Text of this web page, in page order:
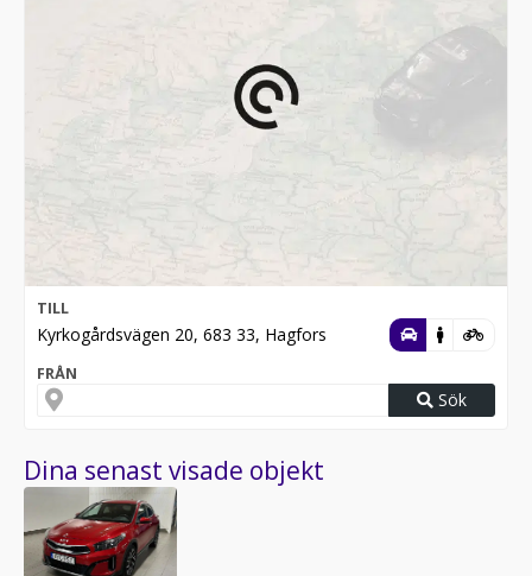
TILL
Kyrkogårdsvägen 20, 683 33, Hagfors
FRÅN
Sök
Dina senast visade objekt